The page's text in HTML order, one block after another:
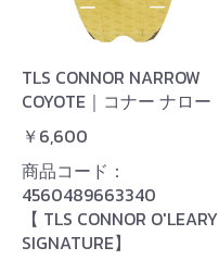
TLS CONNOR NARROW
COYOTE｜コナー ナロー
￥6,600
商品コード：
4560489663340
【 TLS CONNOR O'LEARY
SIGNATURE】